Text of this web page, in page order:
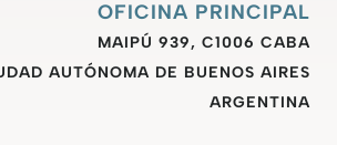
OFICINA PRINCIPAL
MAIPÚ 939, C1006 CABA
AUTÓNOMA DE BUENOS AIRES
ARGENTINA